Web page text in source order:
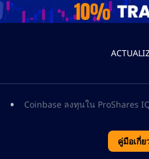
• Coinbase ลงทุนใน ProShares
คู่มือเกี่